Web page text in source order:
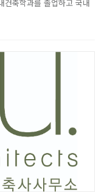
건축학과를 졸업하고 국내
정을 졸업하였다. 2007년